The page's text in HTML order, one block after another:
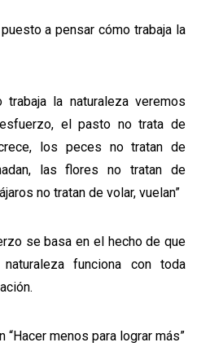
a pensar cómo trabaja la
trabaja la naturaleza veremos
el pasto no trata de
los peces no tratan de
las flores no tratan de
no tratan de volar, vuelan”
se basa en el hecho de que
funciona con toda
“Hacer menos para lograr más”